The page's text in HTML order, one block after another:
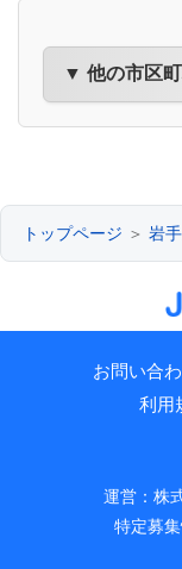
▼ 他の市区
トップページ ＞ 岩
お問い合
利用
運営：株
特定募